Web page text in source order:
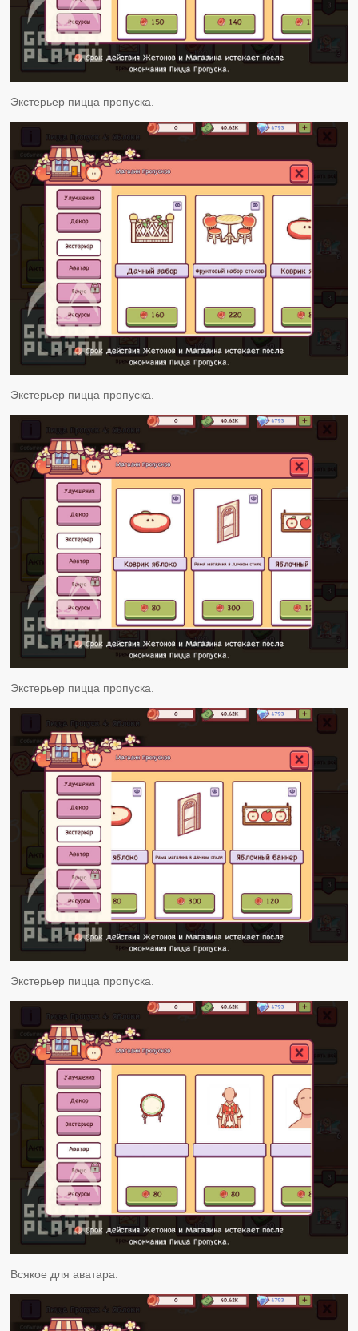
Экстерьер пицца пропуска.
Экстерьер пицца пропуска.
Экстерьер пицца пропуска.
Экстерьер пицца пропуска.
Всякое для аватара.